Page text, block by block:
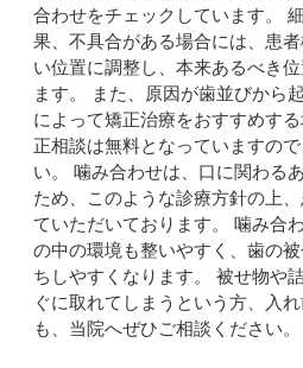
合わせをチェックしています。
果、不具合がある場合には、患
い位置に調整し、本来あるべき
ます。 また、原因が歯並びから
によって矯正治療をおすすめす
正相談は無料となっていますの
い。 噛み合わせは、口に関わる
ため、このような診療方針の上
ていただいております。 噛み合
の中の環境も整いやすく、歯の
ちしやすくなります。 被せ物や
ぐに取れてしまうという方、入
も、当院へぜひご相談ください。